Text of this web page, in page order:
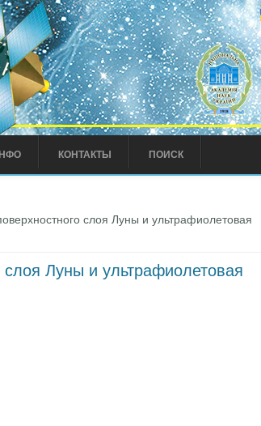
КОНТАКТЫ ПОИСК
слоя Луны и ультрафиолетовая
слоя Луны и ультрафиолетовая